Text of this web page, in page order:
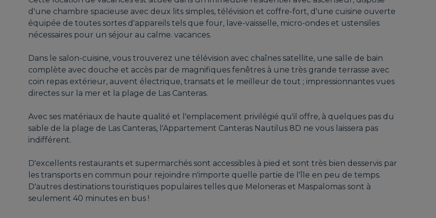
d'une chambre spacieuse avec deux lits simples, télévision et coffre-fort, d'une cuisine ouverte
équipée de toutes sortes d'appareils tels que four, lave-vaisselle, micro-ondes et ustensiles
nécessaires pour un séjour au calme. vacances.
Dans le salon-cuisine, vous trouverez une télévision avec chaînes satellite, une salle de bain
complète avec douche et accès par de magnifiques fenêtres à une très grande terrasse avec
coin repas extérieur, auvent électrique, transats et le meilleur de tout ; impressionnantes vues
directes sur la mer et la plage de Las Canteras.
Avec ses matériaux de haute qualité et l'emplacement privilégié qu'il offre, à quelques pas du
sable de la plage de Las Canteras, l'Appartement Canteras Nautilus 8D ne vous laissera pas
indifférent.
D'excellents restaurants et supermarchés sont accessibles à pied et sont très bien desservis par
les transports en commun pour rejoindre n'importe quelle partie de l'île en peu de temps.
D'autres destinations touristiques populaires telles que Meloneras et Maspalomas sont à
seulement 40 minutes en bus !